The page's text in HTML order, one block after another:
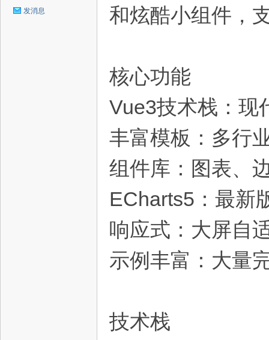
发消息
和炫酷小组件，
核心功能
Vue3技术栈：现
丰富模板：多行
组件库：图表、
ECharts5：最新
响应式：大屏自
示例丰富：大量
技术栈